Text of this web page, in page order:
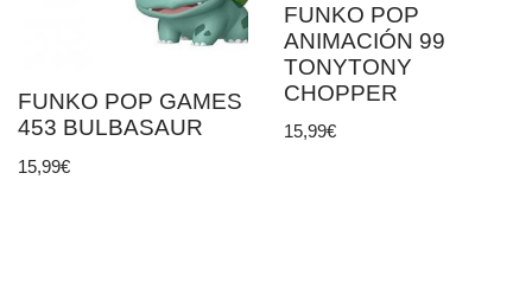
FUNKO POP GAMES
453 BULBASAUR
15,99€
FUNKO POP
ANIMACIÓN 99
TONYTONY
CHOPPER
15,99€